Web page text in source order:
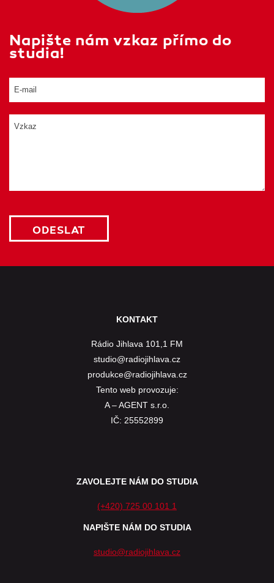
Napište nám vzkaz přímo do
studia!
KONTAKT
Rádio Jihlava 101,1 FM
studio@radiojihlava.cz
produkce@radiojihlava.cz
Tento web provozuje:
A – AGENT s.r.o.
IČ: 25552899
ZAVOLEJTE NÁM DO STUDIA
(+420) 725 00 101 1
NAPIŠTE NÁM DO STUDIA
studio@radiojihlava.cz